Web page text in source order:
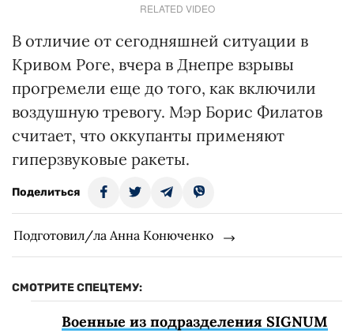
RELATED VIDEO
В отличие от сегодняшней ситуации в
Кривом Роге, вчера в Днепре взрывы
прогремели еще до того, как включили
воздушную тревогу. Мэр Борис Филатов
считает, что оккупанты применяют
гиперзвуковые ракеты.
Поделиться
Подготовил/ла Анна Конюченко
СМОТРИТЕ СПЕЦТЕМУ:
Военные из подразделения SIGNUM